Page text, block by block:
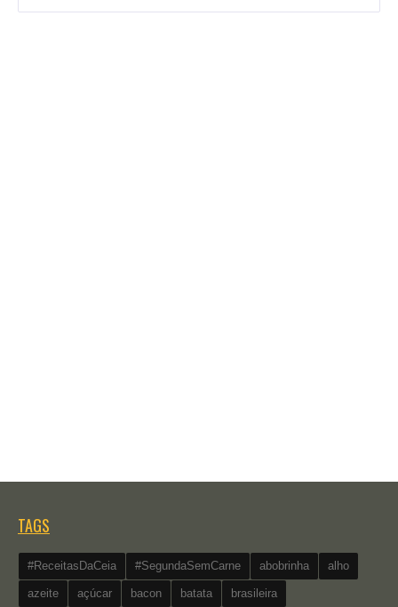
TAGS
#ReceitasDaCeia #SegundaSemCarne abobrinha alho
azeite açúcar bacon batata brasileira